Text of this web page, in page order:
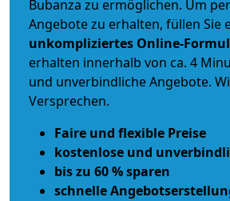
Bubanza zu ermöglichen. Um
Angebote zu erhalten, füllen Sie
unkompliziertes Online-
erhalten innerhalb von ca. 4
und unverbindliche Angebote.
Versprechen.
Faire und flexible Preise
kostenlose und
bis zu 60 % sparen
schnelle